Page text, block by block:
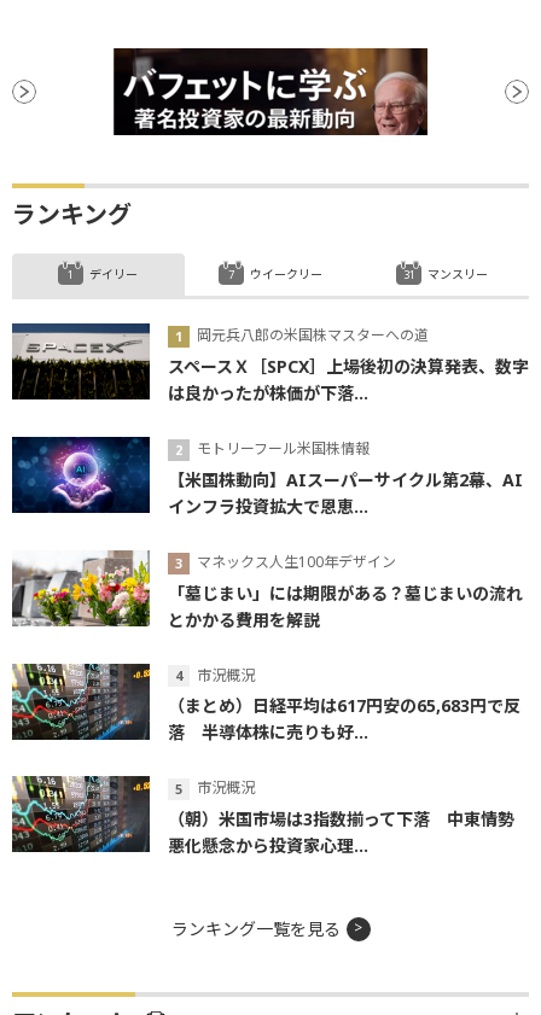
ランキング
デイリー
岡元兵八郎の米国株マスターへの道
スペースＸ［SPCX］上場後初の決算発表、数字
は良かったが株価が下落...
モトリーフール米国株情報
【米国株動向】AIスーパーサイクル第2幕、AI
インフラ投資拡大で恩恵...
マネックス人生100年デザイン
「墓じまい」には期限がある？墓じまいの流れ
とかかる費用を解説
市況概況
（まとめ）日経平均は617円安の65,683円で反
落 半導体株に売りも好...
市況概況
（朝）米国市場は3指数揃って下落 中東情勢
悪化懸念から投資家心理...
ウイークリー マンスリー
ランキング一覧を見る